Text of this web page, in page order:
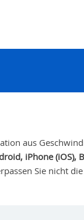
aus
iPhone (iOS),
Sie nicht